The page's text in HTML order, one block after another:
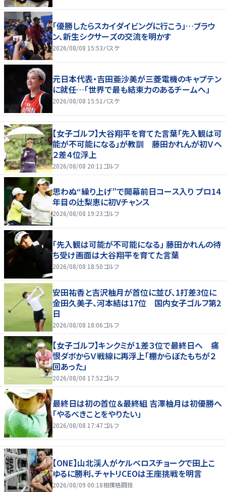
「優勝したらスカイダイビングに行こう」…ブラウ
ン、新生シクサーズの交流を明かす
2026/08/08 15:53バスケ
元日本代表・吉田亜沙美が三菱電機のキャプテン
に就任…「世界で最も結束力のあるチームへ」
2026/08/08 15:51 バスケ
【女子ゴルフ】大谷翔平を育てた言葉「先入観は可
能が不可能になる」が教訓 藤田かれんが初Ｖへ
２差４位浮上
2026/08/08 20:11 ゴルフ
思わぬ“繰り上げ”で開幕前日コース入り プロ14
年目の辻梨恵に初Vチャンス
2026/08/08 19:23ゴルフ
「先入観は可能が不可能になる」 藤田かれんの待
ち受け画面は大谷翔平を育てた言葉
2026/08/08 18:50ゴルフ
安田祐香と吉沢柚月が首位に並び、1打差3位に
金田久美子、河本結は17位 国内女子ゴルフ第2
日
2026/08/08 18:06ゴルフ
【女子ゴルフ】キンクミが１差３位で最終日へ 痛
恨ダボからＶ戦線に再浮上「棚からぼたもちが２
回あった」
2026/08/08 17:52ゴルフ
最終日は初の首位＆最終組 吉澤柚月は初優勝へ
「やるべきことをやりたい」
2026/08/08 17:47ゴルフ
【ONE】山北渓人がケルベロスチョークで田上こ
ゆるに勝利、チャトリCEOは王座挑戦を明言
2026/08/09 00:18相撲格闘技